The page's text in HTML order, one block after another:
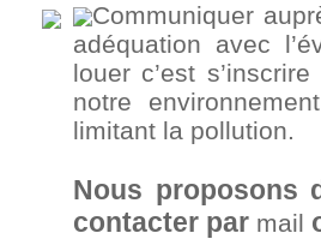
Communiquer
adéquation avec
louer c’est
notre
limitant la pollution.
Nous proposons
contacter par mail